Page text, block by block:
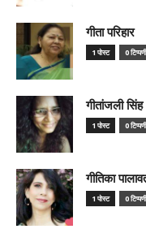
गीता परिहार
1 पोस्ट 0 टिप्पणी
गीतांजली सिंह
1 पोस्ट 0 टिप्पणी
गीतिका
1 पोस्ट 0 टिप्पणी